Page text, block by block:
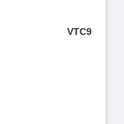
VTC9